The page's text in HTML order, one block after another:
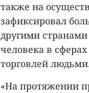
также на
зафиксировал
другими
человека в
торговлей
«На протяжении